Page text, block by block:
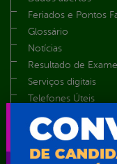
Feriados e Pontos
Glossário
Notícias
Resultado de
Serviços digitais
Telefones Úteis
TV Web
Vice-Prefeito
Secretarias